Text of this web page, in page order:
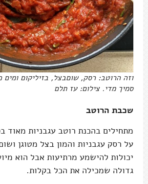
וזה הרוטב: רסק, שוםבצל, בזיליקום ומים
סמיך מדי. צילום: עז תלם
שכבת הרוטב
מתחילים בהכנת רוטב עגבניות מאוד
על רסק עגבניות והמון בצל מטוגן
יכולות להישמע מרתיעות אבל הוא
גדולה שמכילה את הכל בקלות.